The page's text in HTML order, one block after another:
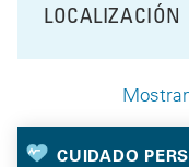
FILTRAR POR
LOCALIZACIÓN
Your Selected
CUIDADO